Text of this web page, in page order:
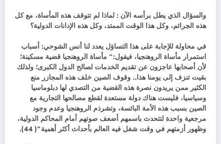
والسؤال الذي يطل برأسه الآن : لماذا لم تتوقف هذه المأساة، مع كل
هذه الجرائم، وكل هذا الوقت الممتد، وكل هذه الإدانات الدولية؟
في محاولة للإجابة على هذا التساؤل يعدد لنا أنس الشوحي: أسباب
استمرار مأساة الروهنجيا، فيقول:” مأساة الروهنجيا قضية مسكينة؛
لأن أصحابها عاجزون عن تقديم الخدمات لصالح الدول الكبرى؛ ولذلك
بقيت تنزف إلى يومنا هذا.. وقوف الصين خلف هذه المجازر منع
الكثير ممن يريدون نصرة هذه القضية من التصدي لها دبلوماسيا
وسياسيا، فليست هناك دولة مستعدة لقطع مصالحها التجارية مع
الصين بسبب هذه الأمة البائسة، وتشرذم الروهنجيا وعدم وجود
مرجعية واحدة لتتحدث باسمهم أضعف صوتهم أمام المحاكم الدولية،
وظهور أزمتهم في وقت شغل فيه العالم بأحداث أكثر أهمية”( 44).